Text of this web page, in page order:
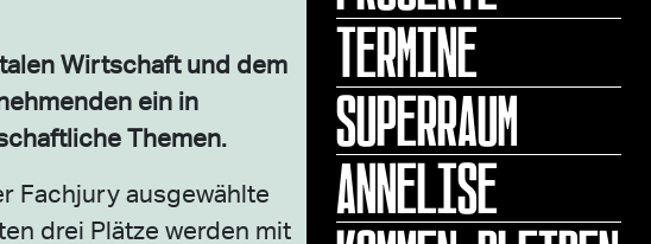
TERMINE
SUPERRAUM
ANNELISE
Wirtschaft und dem
ein in
Themen.
Fachjury ausgewählte
drei Plätze werden mit